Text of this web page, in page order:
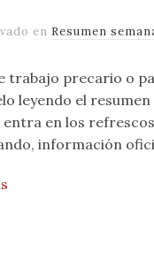
en Resumen
trabajo precario o
leyendo el
entra en los refrescos
información